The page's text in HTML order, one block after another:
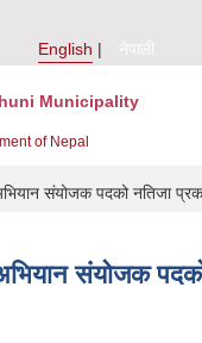
English
नेपाली
Municipality
of Nepal
संयोजक पदको नतिजा
संयोजक